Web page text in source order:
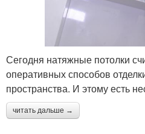
Сегодня натяжные потолки
оперативных способов
пространства. И этому есть
читать дальше →